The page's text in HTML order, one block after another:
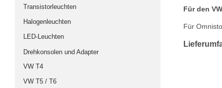
Transistorleuchten
Halogenleuchten
LED-Leuchten
Drehkonsolen und Adapter
VW T4
VW T5 / T6
Für den
Für